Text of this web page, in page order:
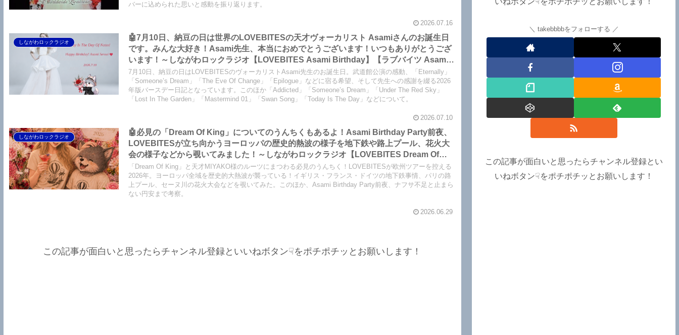
My Little Lover】【夜空ノムコウ SMAP】【炎 LiSA】【明日への手紙 手嶌葵】【糸 中島
バーに込められた思いと感動を振り返ります。
2026.07.16
しながわロックラジオ
🤖7月10日、納豆の日は世界のLOVEBITESの天才ヴォーカリスト Asamiさんのお誕生日
です。みんな大好き！Asami先生、本当におめでとうございます！いつもありがとうござ
います！～しながわロックラジオ【LOVEBITES Asami Birthday】【ラブバイツ Asami
Birthday】【LOVEBITES Asami Birthday Party】【LOVEBITES 歌詞 和訳】
【LOVEBITES The Eve Of Change】【LOVEBITES Eternally】 【LOVEBITES
Addicted】 【LOVEBITES Someone’s Dream】
7月10日、納豆の日はLOVEBITESのヴォーカリストAsami先生のお誕生日。武道館公演の感動、「Eternally」
「Someone’s Dream」「The Eve Of Change」「Epilogue」などに宿る希望、そして先生への感謝を綴る2026
年版バースデー日記となっています。このほか「Addicted」「Someone’s Dream」「Under The Red Sky」
「Lost In The Garden」「Mastermind 01」「Swan Song」「Today Is The Day」などについて。
2026.07.10
しながわロックラジオ
🤖必見の「Dream Of King」についてのうんちくもあるよ！Asami Birthday Party前夜、
LOVEBITESが立ち向かうヨーロッパの歴史的熱波の様子を地下鉄や路上プール、花火大
会の様子などから覗いてみました！～しながわロックラジオ【LOVEBITES Dream Of
King】【LOVEBITES Soldier Stands Solitarily】【LOVEBITES Asami Birthday
Party】【Black Sabath N.I.B】【松崎しげる 愛のメモリー】
「Dream Of King」と天才MIYAKO様のルーツにまつわる必見のうんちく！LOVEBITESが欧州ツアーを控える
2026年。ヨーロッパ全域を歴史的大熱波が襲っている！イギリス・フランス・ドイツの地下鉄事情、パリの路
上プール、セーヌ川の花火大会などを覗いてみた。このほか、Asami Birthday Party前夜、ナフサ不足と止まら
ない円安まで考察。
2026.06.29
この記事が面白いと思ったらチャンネル登録といいねボタン☟をポチポチッとお願いします！
takebbbbをフォローする
この記事が面白いと思ったらチャンネル登録とい
いねボタン☟をポチポチッとお願いします！